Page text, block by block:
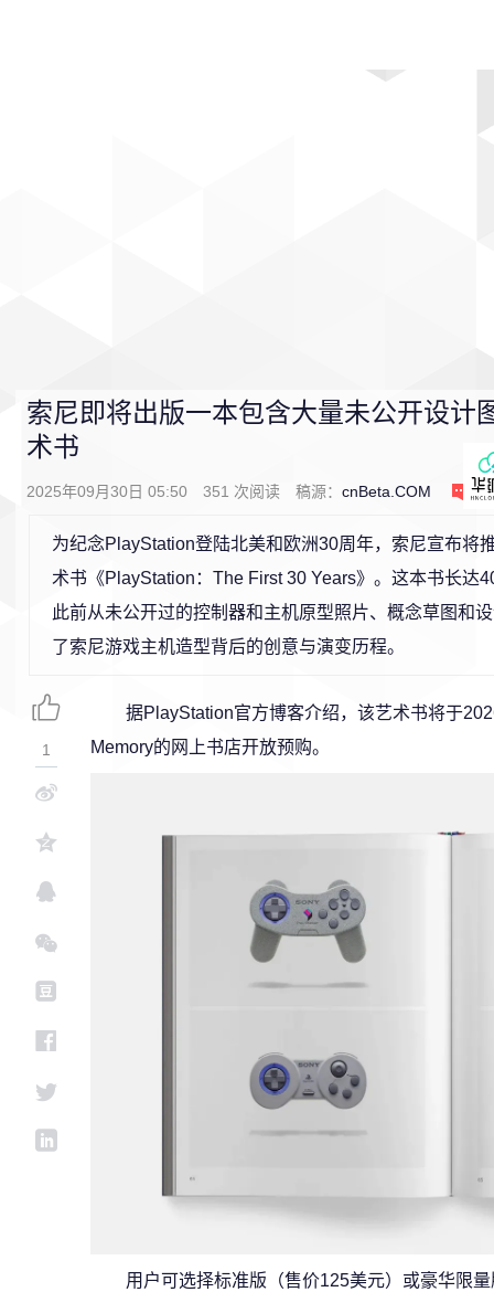
索尼即将出版一本包含大量未公开设计
术书
2025年09月30日 05:50 351 次阅读 稿源： cnBeta.COM 0
为纪念PlayStation登陆北美和欧洲30周年，索尼宣布将
术书《PlayStation：The First 30 Years》。这本书长达
此前从未公开过的控制器和主机原型照片、概念草图和
了索尼游戏主机造型背后的创意与演变历程。
据PlayStation官方博客介绍，该艺术书将于
Memory的网上书店开放预购。
用户可选择标准版（售价125美元）或豪华限
1